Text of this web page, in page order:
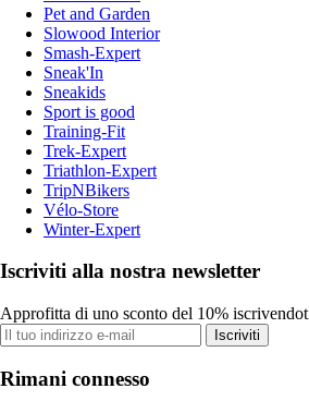
Pet and Garden
Slowood Interior
Smash-Expert
Sneak'In
Sneakids
Sport is good
Training-Fit
Trek-Expert
Triathlon-Expert
TripNBikers
Vélo-Store
Winter-Expert
Iscriviti alla nostra newsletter
Approfitta di uno sconto del 10%
Iscriviti
Rimani connesso